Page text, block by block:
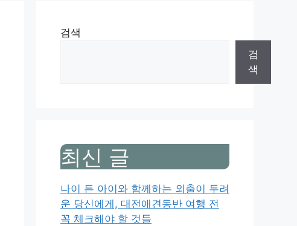
검색
검
색
최신 글
나이 든 아이와 함께하는 외출이 두려
운 당신에게, 대전애견동반 여행 전
꼭 체크해야 할 것들